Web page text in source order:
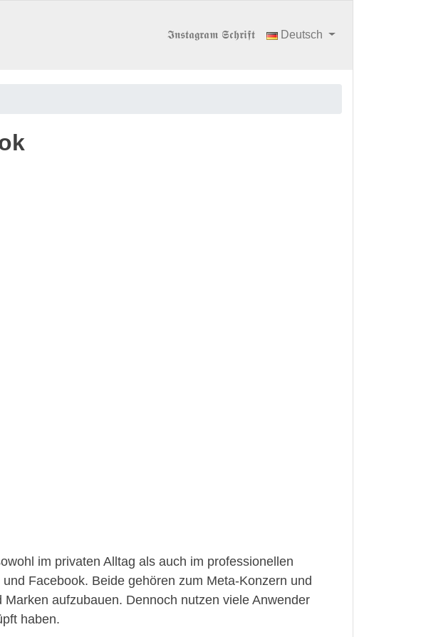
𝕴𝖓𝖘𝖙𝖆𝖌𝖗𝖆𝖒 𝕾𝖈𝖍𝖗𝖎𝖋𝖙 Deutsch
im privaten Alltag als auch im professionellen
Facebook. Beide gehören zum Meta-Konzern und
aufzubauen. Dennoch nutzen viele Anwender
haben.